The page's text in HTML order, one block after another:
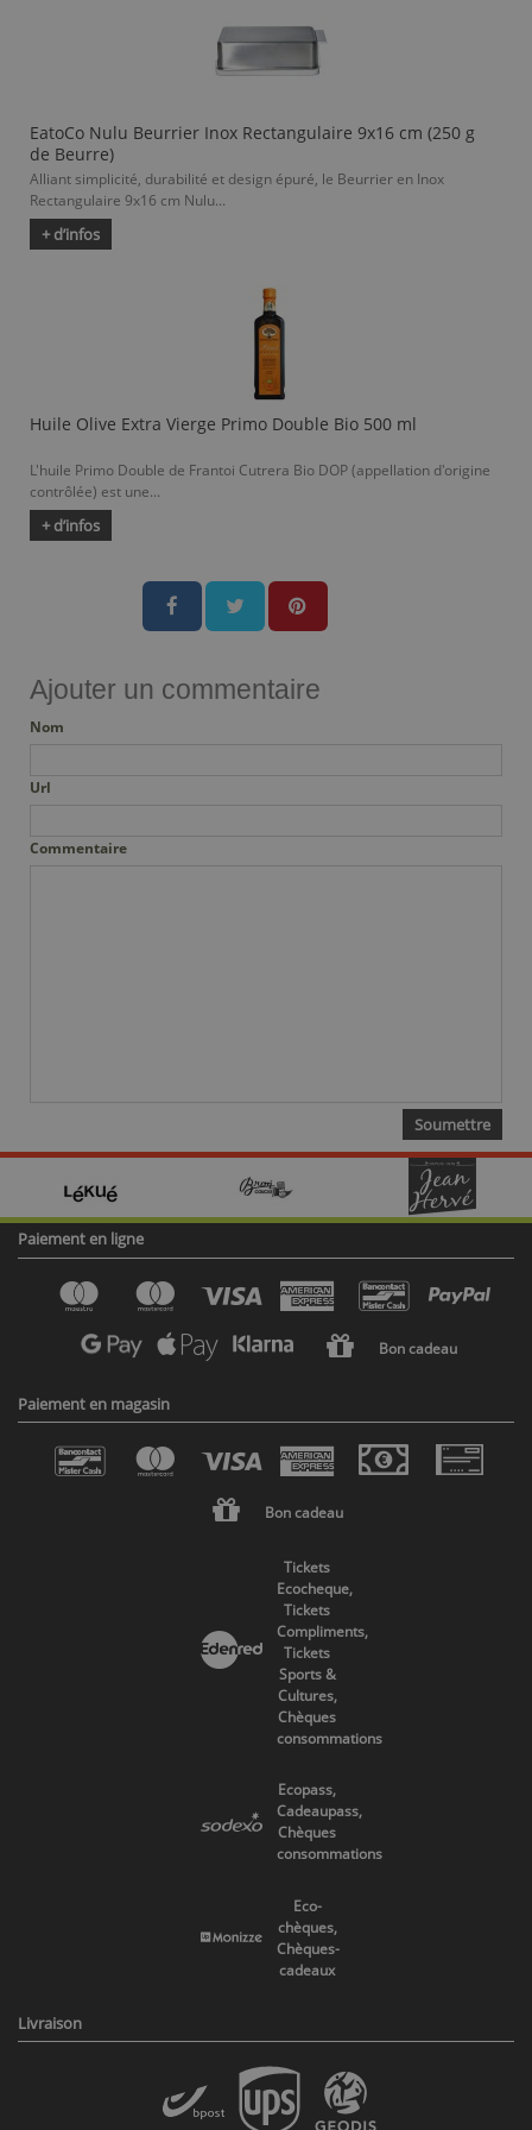
EatoCo Nulu Beurrier Inox Rectangulaire 9x16 cm (250 g
de Beurre)
Alliant simplicité, durabilité et design épuré, le Beurrier en Inox
Rectangulaire 9x16 cm Nulu...
+ d’infos
Huile Olive Extra Vierge Primo Double Bio 500 ml
L'huile Primo Double de Frantoi Cutrera Bio DOP (appellation d'origine
contrôlée) est une...
+ d’infos
Ajouter un commentaire
Nom
Url
Commentaire
Paiement en ligne
Bon cadeau
Paiement en magasin
Bon cadeau
Tickets
Ecocheque,
Tickets
Compliments,
Tickets
Sports &
Cultures,
Chèques
consommations
Ecopass,
Cadeaupass,
Chèques
consommations
Eco-
chèques,
Chèques-
cadeaux
Livraison